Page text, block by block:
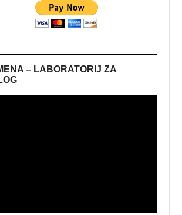
– LABORATORIJ ZA